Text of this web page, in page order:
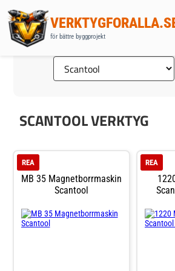
för bättre byggprojekt
SCANTOOL VERKTYG
MB 35 Magnetborrmaskin
Scantool
REA REA